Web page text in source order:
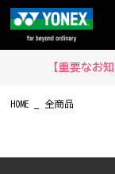
【重要なお
HOME 全商品